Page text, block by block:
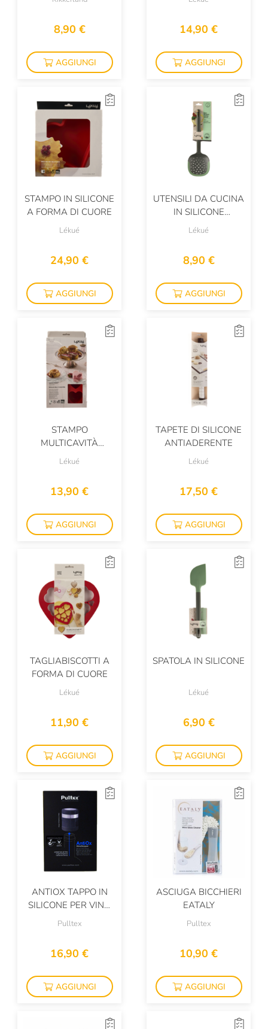
8,90 €
AGGIUNGI
14,90 €
AGGIUNGI
STAMPO IN SILICONE
A FORMA DI CUORE
Lékué
24,90 €
AGGIUNGI
UTENSILI DA CUCINA
IN SILICONE
ANTIADERENTE
Lékué
8,90 €
AGGIUNGI
STAMPO
MULTICAVITÀ
PROFESSIONALE
Lékué
13,90 €
AGGIUNGI
TAPETE DI SILICONE
ANTIADERENTE
Lékué
17,50 €
AGGIUNGI
TAGLIABISCOTTI A
FORMA DI CUORE
Lékué
11,90 €
AGGIUNGI
SPATOLA IN SILICONE
Lékué
6,90 €
AGGIUNGI
ANTIOX TAPPO IN
SILICONE PER VINO
EATALY
Pulltex
16,90 €
AGGIUNGI
ASCIUGA BICCHIERI
EATALY
Pulltex
10,90 €
AGGIUNGI